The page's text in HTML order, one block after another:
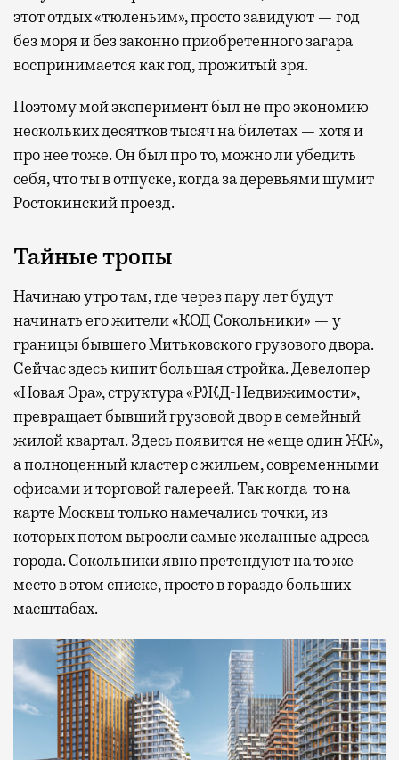
этот отдых «тюленьим», просто завидуют — год
без моря и без законно приобретенного загара
воспринимается как год, прожитый зря.
Поэтому мой эксперимент был не про экономию
нескольких десятков тысяч на билетах — хотя и
про нее тоже. Он был про то, можно ли убедить
себя, что ты в отпуске, когда за деревьями шумит
Ростокинский проезд.
Тайные тропы
Начинаю утро там, где через пару лет будут
начинать его жители «КОД Сокольники» — у
границы бывшего Митьковского грузового двора.
Сейчас здесь кипит большая стройка. Девелопер
«Новая Эра», структура «РЖД-Недвижимости»,
превращает бывший грузовой двор в семейный
жилой квартал. Здесь появится не «еще один ЖК»,
а полноценный кластер с жильем, современными
офисами и торговой галереей. Так когда-то на
карте Москвы только намечались точки, из
которых потом выросли самые желанные адреса
города. Сокольники явно претендуют на то же
место в этом списке, просто в гораздо больших
масштабах.